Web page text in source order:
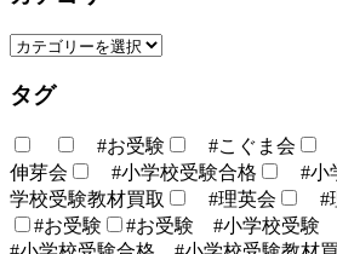
タグ
#お受験 #こぐま会
伸芽会
#小学校受験合格 #小
学校受験教材買取
#理英会
#
#お受験
#お受験 #小学校受